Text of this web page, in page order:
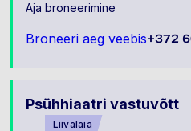
Aja broneerimine
Broneeri aeg veebis+372
Psühhiaatri vastuvõtt
Liivalaia